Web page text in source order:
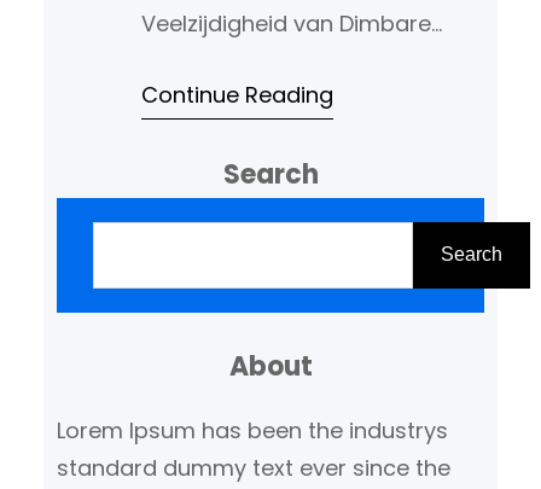
Veelzijdigheid van Dimbare
lampen zijn niet alleen
maar kunnen ook een
creëren van sfeer en ambiance
in een ruimte. Een dimbare
staande lamp biedt de
mogelijkheid om de
aan verschillende behoeften en
gelegenheden. Voordelen…
Continue Reading
Search
Search
About
Lorem Ipsum has been the industrys
standard dummy text ever since the